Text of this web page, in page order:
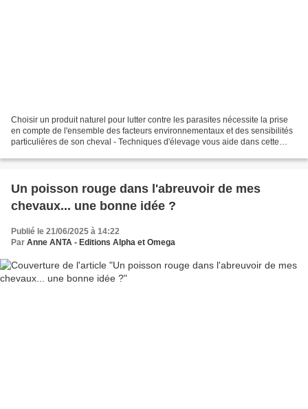
Choisir un produit naturel pour lutter contre les parasites nécessite la prise
en compte de l'ensemble des facteurs environnementaux et des sensibilités
particulières de son cheval - Techniques d'élevage vous aide dans cette
Un poisson rouge dans l'abreuvoir de mes
chevaux... une bonne idée ?
Publié le 21/06/2025 à 14:22
Par Anne ANTA - Editions Alpha et Omega